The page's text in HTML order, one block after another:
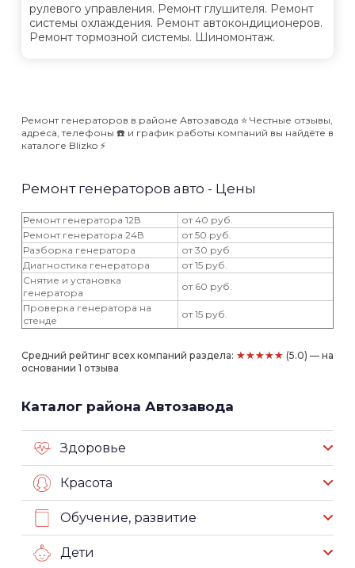
рулевого управления. Ремонт глушителя. Ремонт
системы охлаждения. Ремонт автокондиционеров.
Ремонт тормозной системы. Шиномонтаж.
Ремонт генераторов в районе Автозавода ⭐️ Честные отзывы,
адреса, телефоны ☎️ и график работы компаний вы найдёте в
каталоге Blizko ⚡️
Ремонт генераторов авто - Цены
Ремонт генератора 12В
от 40 руб.
Ремонт генератора 24В
от 50 руб.
Разборка генератора
от 30 руб.
Диагностика генератора
от 15 руб.
Снятие и установка
генератора
от 60 руб.
Проверка генератора на
стенде
от 15 руб.
Средний рейтинг всех компаний раздела: ★★★★★ (5.0) — на
основании 1 отзыва
Каталог района Автозавода
Здоровье
Красота
Обучение, развитие
Дети